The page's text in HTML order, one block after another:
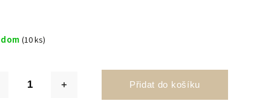
(10 ks)
Přidat do košíku